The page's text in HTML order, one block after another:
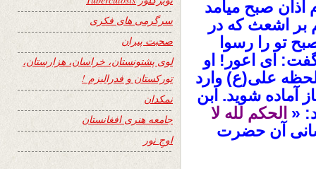
صبح میآمد
بر اشعث که در
تو را رسوا
ای اعور! او
علی(ع) وارد
آماده شوید. ابن
« الحکم لله لا
آن حضرت
سرگرمی های فکری
صحبت پیران
لوی پشتونستان، خراسان، هزارستان،
تورکستان و فدرالیزم !
نمکدان
جامعه هنری افغانستان
اوجِ نور